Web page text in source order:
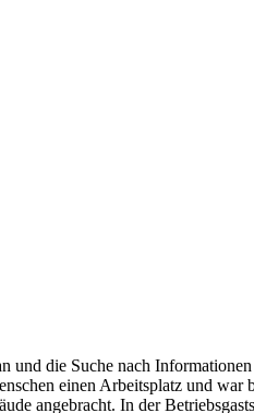
und die Suche nach
einen Arbeitsplatz und
angebracht. In der